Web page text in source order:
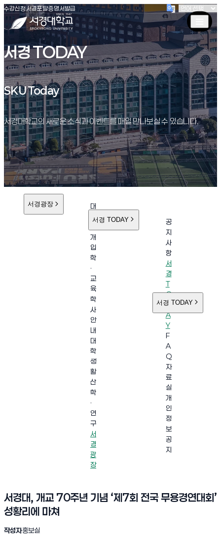
서경대학교
수강신청(새창 열림)
서경포탈(새창 열림)
증명서발급(새창 열림)
서경 TODAY
SKU Today
SKU Today
서경대학교의 새로운 소식과 이벤트를 매일 만나보실 수 있습니다.
서경광장
대
학
개
입
학
·
교
육
학
사
안
내
대
학
생
활
산
학
·
연
구
서
경
광
장
서경 TODAY
공
지
사
항
서
경
T
O
D
A
Y
F
A
Q
자
료
실
개
인
정
보
공
지
서경 TODAY
서경대, 개교 70주년 기념 ‘제7회 전국 무용경연대회’
성황리에 마쳐
작성자홍보실